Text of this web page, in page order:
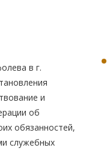
в г.
и
об
обязанностей,
служебных